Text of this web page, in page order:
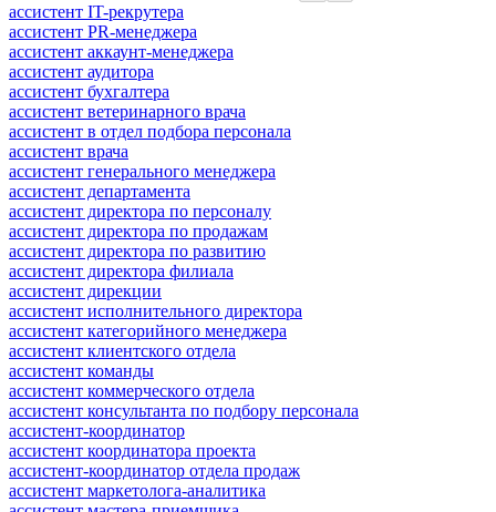
ассистент IT-рекрутера
ассистент PR-менеджера
ассистент аккаунт-менеджера
ассистент аудитора
ассистент бухгалтера
ассистент ветеринарного врача
ассистент в отдел подбора персонала
ассистент врача
ассистент генерального менеджера
ассистент департамента
ассистент директора по персоналу
ассистент директора по продажам
ассистент директора по развитию
ассистент директора филиала
ассистент дирекции
ассистент исполнительного директора
ассистент категорийного менеджера
ассистент клиентского отдела
ассистент команды
ассистент коммерческого отдела
ассистент консультанта по подбору персонала
ассистент-координатор
ассистент координатора проекта
ассистент-координатор отдела продаж
ассистент маркетолога-аналитика